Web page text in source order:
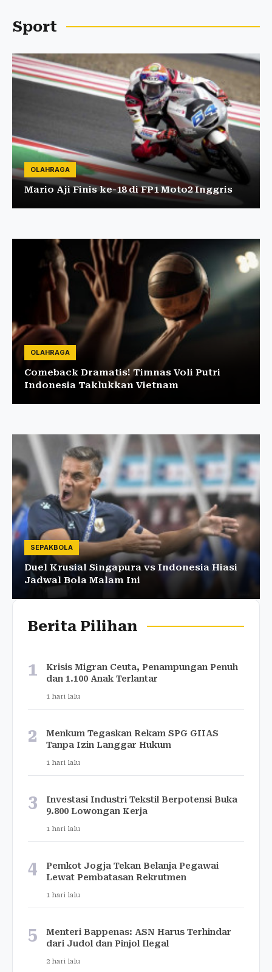
Sport
OLAHRAGA
Mario Aji Finis ke-18 di FP1 Moto2 Inggris
OLAHRAGA
Comeback Dramatis! Timnas Voli Putri
Indonesia Taklukkan Vietnam
SEPAKBOLA
Duel Krusial Singapura vs Indonesia Hiasi
Jadwal Bola Malam Ini
Berita Pilihan
1
Krisis Migran Ceuta, Penampungan Penuh
dan 1.100 Anak Terlantar
1 hari lalu
2
Menkum Tegaskan Rekam SPG GIIAS
Tanpa Izin Langgar Hukum
1 hari lalu
3
Investasi Industri Tekstil Berpotensi Buka
9.800 Lowongan Kerja
1 hari lalu
4
Pemkot Jogja Tekan Belanja Pegawai
Lewat Pembatasan Rekrutmen
1 hari lalu
5
Menteri Bappenas: ASN Harus Terhindar
dari Judol dan Pinjol Ilegal
2 hari lalu